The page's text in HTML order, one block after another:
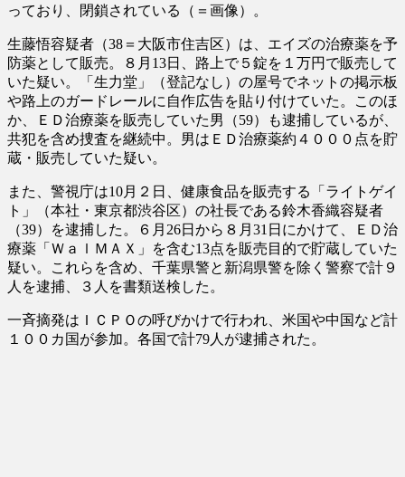
っており、閉鎖されている（＝画像）。
生藤悟容疑者（38＝大阪市住吉区）は、エイズの治療薬を予
防薬として販売。８月13日、路上で５錠を１万円で販売して
いた疑い。「生力堂」（登記なし）の屋号でネットの掲示板
や路上のガードレールに自作広告を貼り付けていた。このほ
か、ＥＤ治療薬を販売していた男（59）も逮捕しているが、
共犯を含め捜査を継続中。男はＥＤ治療薬約４０００点を貯
蔵・販売していた疑い。
また、警視庁は10月２日、健康食品を販売する「ライトゲイ
ト」（本社・東京都渋谷区）の社長である鈴木香織容疑者
（39）を逮捕した。６月26日から８月31日にかけて、ＥＤ治
療薬「ＷａｌＭＡＸ」を含む13点を販売目的で貯蔵していた
疑い。これらを含め、千葉県警と新潟県警を除く警察で計９
人を逮捕、３人を書類送検した。
一斉摘発はＩＣＰＯの呼びかけで行われ、米国や中国など計
１００カ国が参加。各国で計79人が逮捕された。